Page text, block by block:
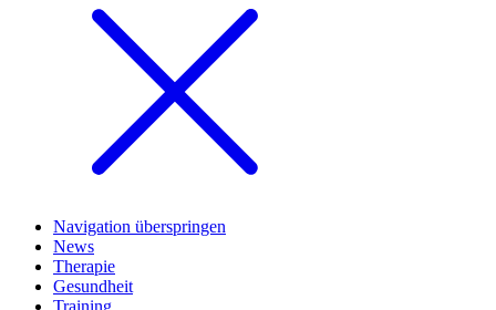
Navigation überspringen
News
Therapie
Gesundheit
Training